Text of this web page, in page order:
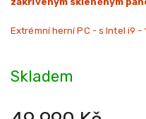
Skladem
Extrémní herní PC - s Intel i9 -